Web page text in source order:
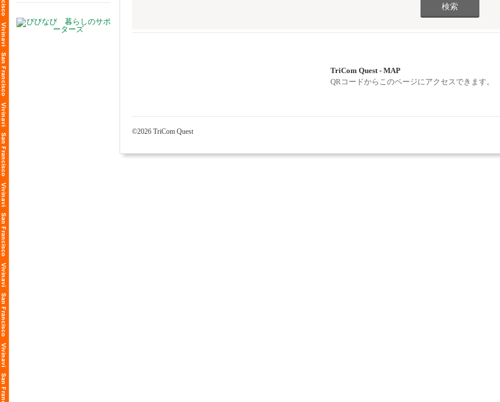
TriCom Quest - MAP
QRコードからこのページにアクセスできます。
©2026 TriCom Quest